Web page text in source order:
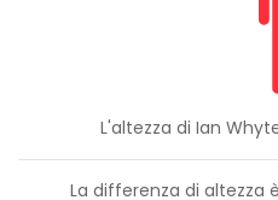
L'altezza di Ian
La differenza di altezza è